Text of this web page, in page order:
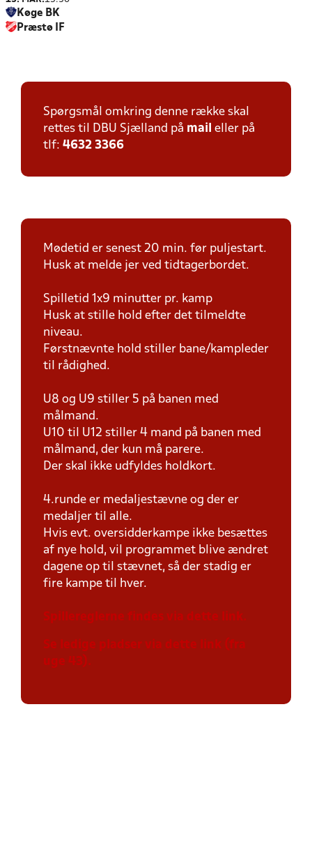
Køge BK
Præstø IF
Spørgsmål omkring denne række skal
rettes til DBU Sjælland på mail eller på
tlf: 4632 3366
Mødetid er senest 20 min. før puljestart.
Husk at melde jer ved tidtagerbordet.
Spilletid 1x9 minutter pr. kamp
Husk at stille hold efter det tilmeldte
niveau.
Førstnævnte hold stiller bane/kampleder
til rådighed.
U8 og U9 stiller 5 på banen med
målmand.
U10 til U12 stiller 4 mand på banen med
målmand, der kun må parere.
Der skal ikke udfyldes holdkort.
4.runde er medaljestævne og der er
medaljer til alle.
Hvis evt. oversidderkampe ikke besættes
af nye hold, vil programmet blive ændret
dagene op til stævnet, så der stadig er
fire kampe til hver.
Spillereglerne findes via dette link.
Se ledige pladser via dette link (fra
uge 43).